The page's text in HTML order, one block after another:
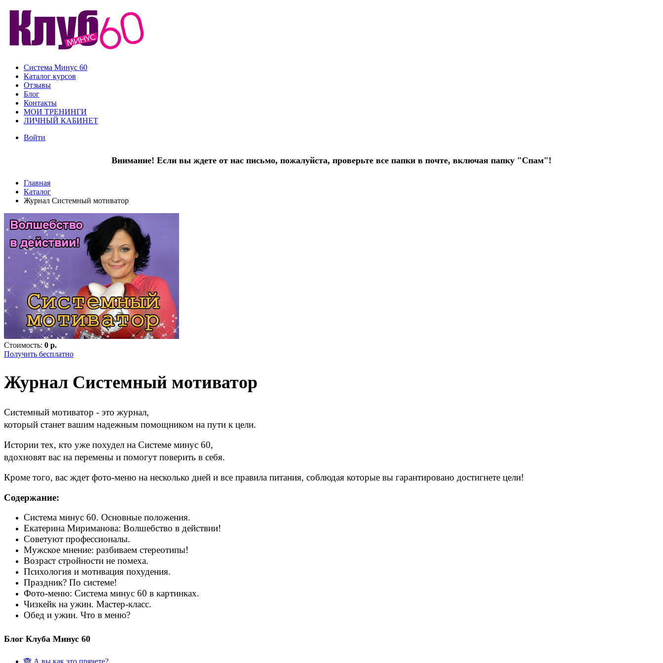
Система Минус 60
Каталог курсов
Отзывы
Блог
Контакты
МОИ ТРЕНИНГИ
ЛИЧНЫЙ КАБИНЕТ
Войти
Внимание! Если вы ждете от нас письмо, пожалуйста, проверьте все папки в почте, включая папку "Спам"!
Главная
Каталог
Журнал Системный мотиватор
Стоимость: 0 р.
Получить бесплатно
Журнал Системный мотиватор
Системный мотиватор - это журнал,
который станет вашим надежным помощником на пути к цели.
Истории тех, кто уже похудел на Системе минус 60,
вдохновят вас на перемены и помогут поверить в себя.
Кроме того, вас ждет фото-меню на несколько дней и все правила питания, соблюдая которые вы гарантировано достигнете цели!
Содержание:
Система минус 60. Основные положения.
Екатерина Мириманова: Волшебство в действии!
Советуют профессионалы.
Мужское мнение: разбиваем стереотипы!
Возраст стройности не помеха.
Психология и мотивация похудения.
Праздник? По системе!
Фото-меню: Система минус 60 в картинках.
Чизкейк на ужин. Мастер-класс.
Обед и ужин. Что в меню?
Блог Клуба Минус 60
🙈 А вы как это прячете?